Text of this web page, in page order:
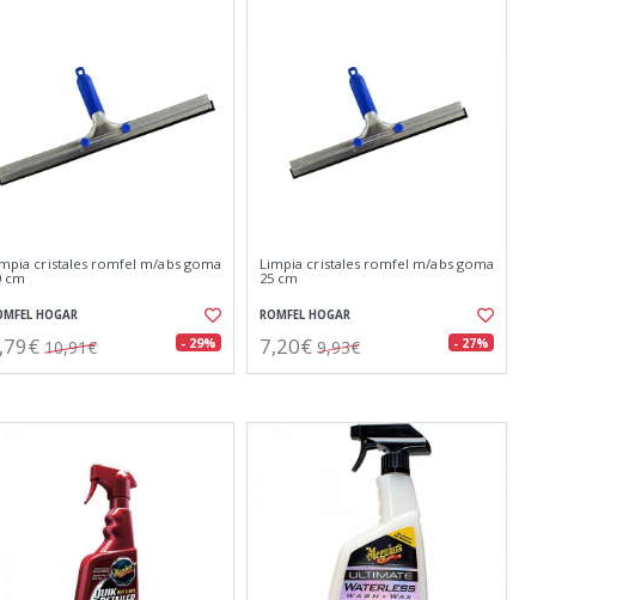
cristales romfel m/abs goma
cm
HOGAR
10,91€ - 29%
Limpia cristales romfel m/abs goma
25 cm
ROMFEL HOGAR
7,20€ 9,93€ - 27%